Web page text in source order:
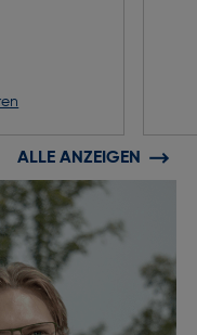
ALLE ANZEIGEN